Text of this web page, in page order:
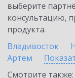
выберите
консультацию,
продукта.
Владивосток
Артем
Смотрите также: